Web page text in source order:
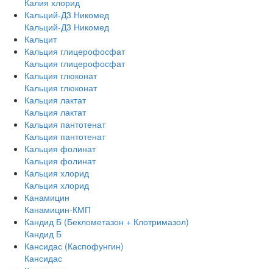
Калия хлорид
Кальций-Д3 Никомед
Кальций-Д3 Никомед
Кальцит
Кальция глицерофосфат
Кальция глицерофосфат
Кальция глюконат
Кальция глюконат
Кальция лактат
Кальция лактат
Кальция пантотенат
Кальция пантотенат
Кальция фолинат
Кальция фолинат
Кальция хлорид
Кальция хлорид
Канамицин
Канамицин-КМП
Кандид Б (Беклометазон + Клотримазол)
Кандид Б
Кансидас (Каспофунгин)
Кансидас